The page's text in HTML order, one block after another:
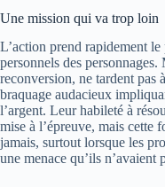
Une mission qui va trop loin
L’action prend rapidement le
personnels des
reconversion, ne tardent pas
braquage audacieux
l’argent. Leur habileté à
mise à l’épreuve, mais cette
jamais, surtout lorsque les
une menace qu’ils n’avaient